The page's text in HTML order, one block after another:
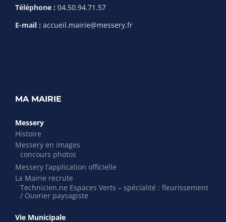
Téléphone : 04.50.94.71.57
E-mail : accueil.mairie@messery.fr
MA MAIRIE
Messery
Histoire
Messery en images
concours photos
Messery l’application officielle
La Mairie recrute
Technicien.ne Espaces Verts – spécialité : fleurissement
/ Ouvrier paysagiste
Vie Municipale